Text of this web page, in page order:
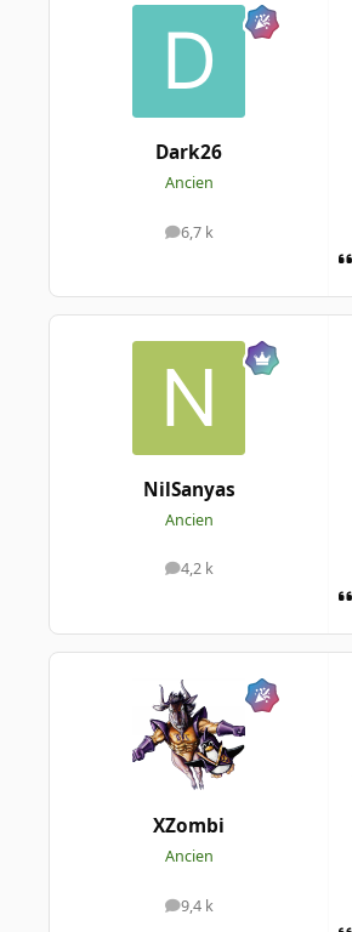
Dark26
Ancien
6,7 k
messages
NilSanyas
Ancien
4,2 k
messages
XZombi
Ancien
9,4 k
messages